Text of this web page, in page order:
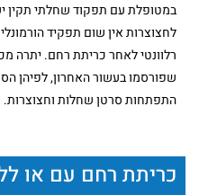
במטופלת עם תפקוד שחלתי
לחצוצרות אין שום תפקיד
רלוונטי לאחר כריתת רחם. יתרה
שפורסמו בעשור האחרון, לפיהן
התפתחות סרטן שחלות וחצוצרות.
כריתת רחם עם או